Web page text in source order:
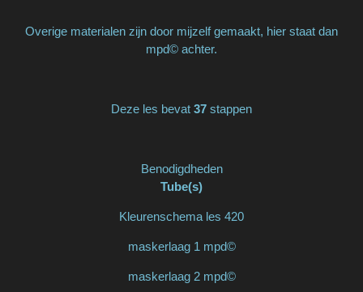
Overige materialen zijn door mijzelf gemaakt, hier staat dan
mpd© achter.
Deze les bevat 37 stappen
Benodigdheden
Tube(s)
Kleurenschema les 420
maskerlaag 1 mpd©
maskerlaag 2 mpd©